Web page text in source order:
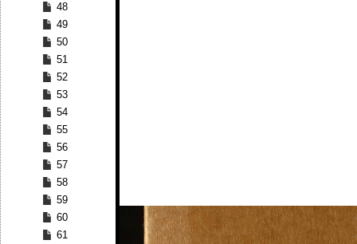
48
49
50
51
52
53
54
55
56
57
58
59
60
61